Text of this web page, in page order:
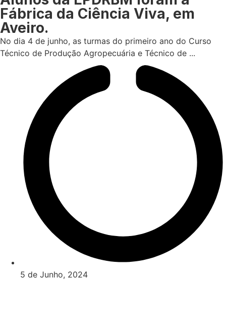
Fábrica da Ciência Viva, em
Aveiro.
No dia 4 de junho, as turmas do primeiro ano do Curso
Técnico de Produção Agropecuária e Técnico de ...
5 de Junho, 2024